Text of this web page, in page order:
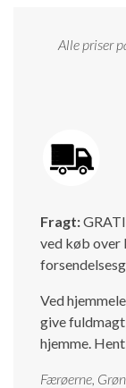
Alle priser
Fragt:
ved køb over
Ved
give
hjemme. Hent
Færøerne,